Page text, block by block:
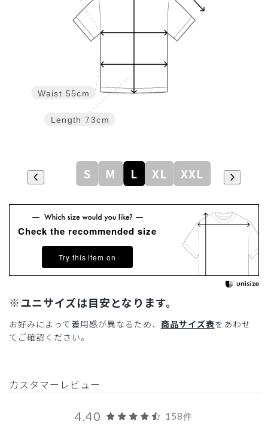
Length 73cm
Waist 55cm
S M L XL XXL
Check the recommended size
Try this item on
※ユニサイズは目安となります。
お好みによって着用感が異なるため、 商品サイズ表をあわせ
てご確認ください。
カスタマーレビュー
4.40 158件